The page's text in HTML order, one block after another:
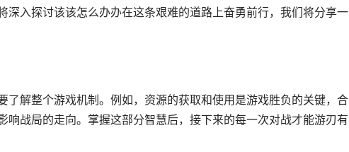
深入探讨该该怎么办办在这条艰难的道路上奋勇前行，我们将分享一
了解整个游戏机制。例如，资源的获取和使用是游戏胜负的关键，合
响战局的走向。掌握这部分智慧后，接下来的每一次对战才能游刃有